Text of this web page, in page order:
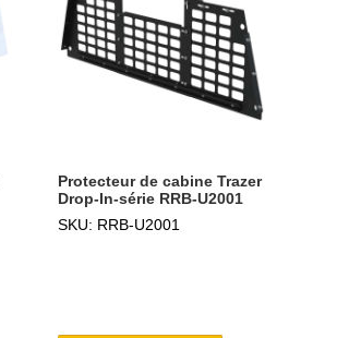
Protecteur de cabine Trazer
Drop-In-série RRB-U2001
SKU: RRB-U2001